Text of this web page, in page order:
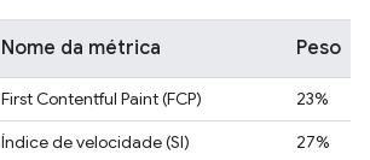
Nome da métrica Peso
First Contentful Paint (FCP)
23%
Índice de velocidade (SI)
27%